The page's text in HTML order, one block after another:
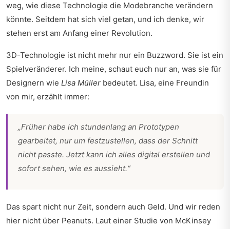
weg, wie diese Technologie die Modebranche verändern
könnte. Seitdem hat sich viel getan, und ich denke, wir
stehen erst am Anfang einer Revolution.
3D-Technologie ist nicht mehr nur ein Buzzword. Sie ist ein
Spielveränderer. Ich meine, schaut euch nur an, was sie für
Designern wie Lisa Müller bedeutet. Lisa, eine Freundin
von mir, erzählt immer:
„Früher habe ich stundenlang an Prototypen
gearbeitet, nur um festzustellen, dass der Schnitt
nicht passte. Jetzt kann ich alles digital erstellen und
sofort sehen, wie es aussieht.“
Das spart nicht nur Zeit, sondern auch Geld. Und wir reden
hier nicht über Peanuts. Laut einer Studie von McKinsey